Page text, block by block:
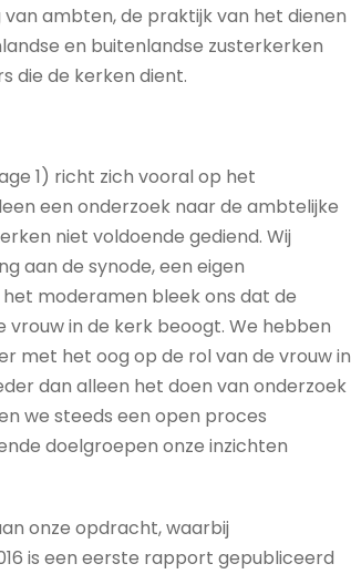
ambten, de praktijk van het dienen
en buitenlandse zusterkerken
die de kerken dient.
1) richt zich vooral op het
een onderzoek naar de ambtelijke
niet voldoende gediend. Wij
aan de synode, een eigen
moderamen bleek ons dat de
in de kerk beoogt. We hebben
met het oog op de rol van de vrouw in
dan alleen het doen van onderzoek
we steeds een open proces
doelgroepen onze inzichten
onze opdracht, waarbij
is een eerste rapport gepubliceerd